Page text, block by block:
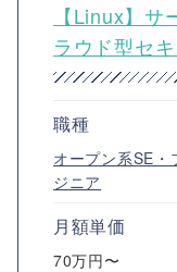
【Linux】
ラウド型セ
職種
オープン系SE・
ジニア
月額単価
70万円〜